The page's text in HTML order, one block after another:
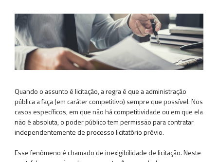
Quando o assunto é licitação, a regra é que a administração
pública a faça (em caráter competitivo) sempre que possível. Nos
casos específicos, em que não há competitividade ou em que ela
não é absoluta, o poder público tem permissão para contratar
independentemente de processo licitatório prévio.
Esse fenômeno é chamado de inexigibilidade de licitação. Neste